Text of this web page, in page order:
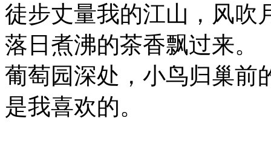
徒步丈量我的江山，风吹
落日煮沸的茶香飘过来。
葡萄园深处，小鸟归巢前
是我喜欢的。